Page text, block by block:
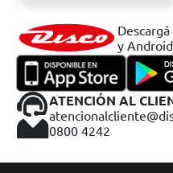
y Android
ATENCIÓN AL
0800 4242